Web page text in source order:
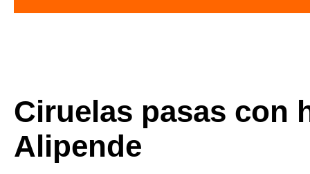
Ciruelas pasas con
Alipende